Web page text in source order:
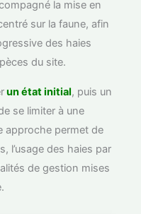
la mise en
sur la faune, afin
des haies
du site.
un état initial, puis un
se limiter à une
approche permet de
l’usage des haies par
de gestion mises